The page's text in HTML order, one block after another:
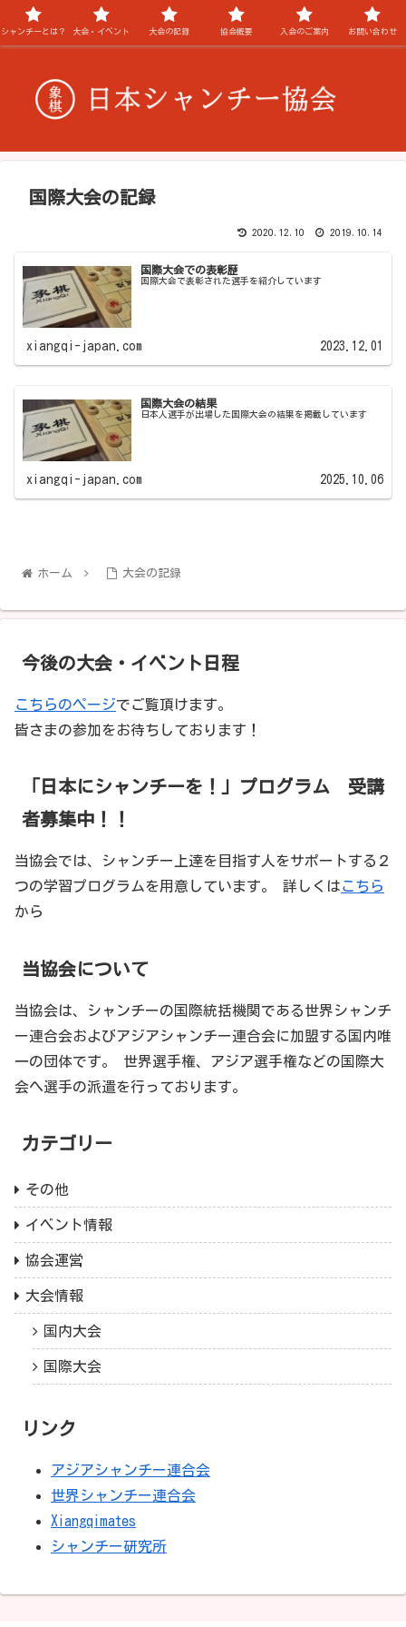
国際大会の記録
2020.12.10 2019.10.14
国際大会での表彰歴
国際大会で表彰された選手を紹介しています
xiangqi-japan.com 2023.12.01
国際大会の結果
日本人選手が出場した国際大会の結果を掲載しています
xiangqi-japan.com 2025.10.06
ホーム 大会の記録
今後の大会・イベント日程
こちらのページでご覧頂けます。
皆さまの参加をお待ちしております！
「日本にシャンチーを！」プログラム 受講
者募集中！！
当協会では、シャンチー上達を目指す人をサポートする２
つの学習プログラムを用意しています。 詳しくはこちら
から
当協会について
当協会は、シャンチーの国際統括機関である世界シャンチ
ー連合会およびアジアシャンチー連合会に加盟する国内唯
一の団体です。 世界選手権、アジア選手権などの国際大
会へ選手の派遣を行っております。
カテゴリー
その他
イベント情報
協会運営
大会情報
国内大会
国際大会
リンク
アジアシャンチー連合会
世界シャンチー連合会
Xiangqimates
シャンチー研究所
シャンチーとは？ 大会・イベント 大会の記録 協会概要 入会のご案内 お問い合わせ